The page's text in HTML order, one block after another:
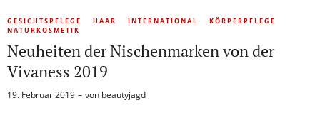
GESICHTSPFLEGE HAAR INTERNATIONAL
KÖRPERPFLEGE
NATURKOSMETIK
Neuheiten der Nischenmarken von der
Vivaness 2019
19. Februar 2019 von beautyjagd